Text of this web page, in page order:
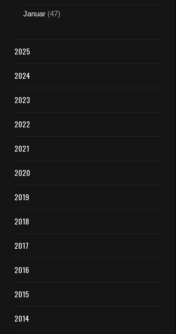
Januar (47)
2025
2024
2023
2022
2021
2020
2019
2018
2017
2016
2015
2014